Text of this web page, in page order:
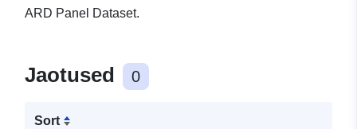
ARD Panel Dataset.
Jaotused 0
Sort